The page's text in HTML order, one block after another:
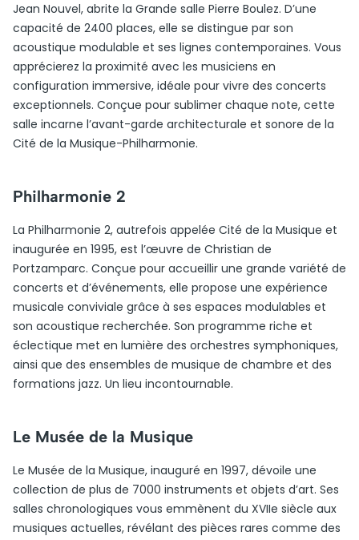
Jean Nouvel, abrite la Grande salle Pierre Boulez. D’une
capacité de 2400 places, elle se distingue par son
acoustique modulable et ses lignes contemporaines. Vous
apprécierez la proximité avec les musiciens en
configuration immersive, idéale pour vivre des concerts
exceptionnels. Conçue pour sublimer chaque note, cette
salle incarne l’avant-garde architecturale et sonore de la
Cité de la Musique-Philharmonie.
Philharmonie 2
La Philharmonie 2, autrefois appelée Cité de la Musique et
inaugurée en 1995, est l’œuvre de Christian de
Portzamparc. Conçue pour accueillir une grande variété de
concerts et d’événements, elle propose une expérience
musicale conviviale grâce à ses espaces modulables et
son acoustique recherchée. Son programme riche et
éclectique met en lumière des orchestres symphoniques,
ainsi que des ensembles de musique de chambre et des
formations jazz. Un lieu incontournable.
Le Musée de la Musique
Le Musée de la Musique, inauguré en 1997, dévoile une
collection de plus de 7000 instruments et objets d’art. Ses
salles chronologiques vous emmènent du XVIIe siècle aux
musiques actuelles, révélant des pièces rares comme des